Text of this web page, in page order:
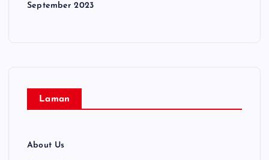
September 2023
Laman
About Us